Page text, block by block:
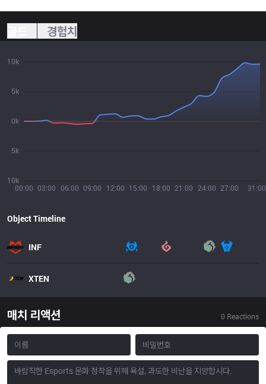
경험치
00:00 03:00 06:00 09:00 12:00 15:00 18:00 21:00 24:00 27:00 31:00
10k
5k
0k
5k
10k
Object Timeline
INF
XTEN
매치 리액션 0 Reactions